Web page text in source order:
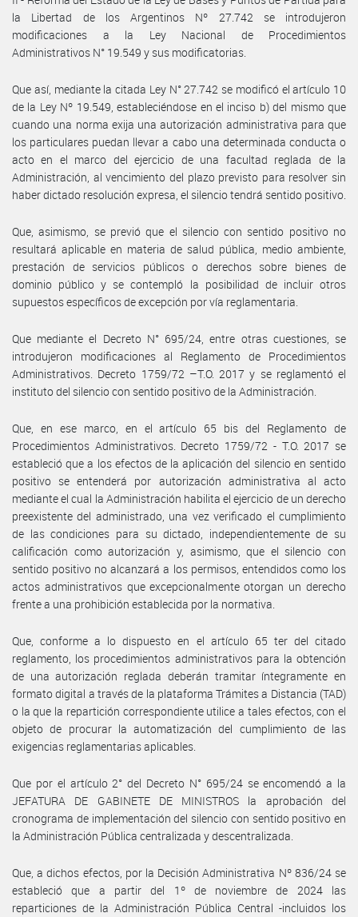
la Libertad de los Argentinos Nº 27.742 se introdujeron
modificaciones a la Ley Nacional de Procedimientos
Administrativos N° 19.549 y sus modificatorias.
Que así, mediante la citada Ley N° 27.742 se modificó el artículo 10
de la Ley Nº 19.549, estableciéndose en el inciso b) del mismo que
cuando una norma exija una autorización administrativa para que
los particulares puedan llevar a cabo una determinada conducta o
acto en el marco del ejercicio de una facultad reglada de la
Administración, al vencimiento del plazo previsto para resolver sin
haber dictado resolución expresa, el silencio tendrá sentido positivo.
Que, asimismo, se previó que el silencio con sentido positivo no
resultará aplicable en materia de salud pública, medio ambiente,
prestación de servicios públicos o derechos sobre bienes de
dominio público y se contempló la posibilidad de incluir otros
supuestos específicos de excepción por vía reglamentaria.
Que mediante el Decreto N° 695/24, entre otras cuestiones, se
introdujeron modificaciones al Reglamento de Procedimientos
Administrativos. Decreto 1759/72 –T.O. 2017 y se reglamentó el
instituto del silencio con sentido positivo de la Administración.
Que, en ese marco, en el artículo 65 bis del Reglamento de
Procedimientos Administrativos. Decreto 1759/72 - T.O. 2017 se
estableció que a los efectos de la aplicación del silencio en sentido
positivo se entenderá por autorización administrativa al acto
mediante el cual la Administración habilita el ejercicio de un derecho
preexistente del administrado, una vez verificado el cumplimiento
de las condiciones para su dictado, independientemente de su
calificación como autorización y, asimismo, que el silencio con
sentido positivo no alcanzará a los permisos, entendidos como los
actos administrativos que excepcionalmente otorgan un derecho
frente a una prohibición establecida por la normativa.
Que, conforme a lo dispuesto en el artículo 65 ter del citado
reglamento, los procedimientos administrativos para la obtención
de una autorización reglada deberán tramitar íntegramente en
formato digital a través de la plataforma Trámites a Distancia (TAD)
o la que la repartición correspondiente utilice a tales efectos, con el
objeto de procurar la automatización del cumplimiento de las
exigencias reglamentarias aplicables.
Que por el artículo 2° del Decreto N° 695/24 se encomendó a la
JEFATURA DE GABINETE DE MINISTROS la aprobación del
cronograma de implementación del silencio con sentido positivo en
la Administración Pública centralizada y descentralizada.
Que, a dichos efectos, por la Decisión Administrativa Nº 836/24 se
estableció que a partir del 1º de noviembre de 2024 las
reparticiones de la Administración Pública Central -incluidos los